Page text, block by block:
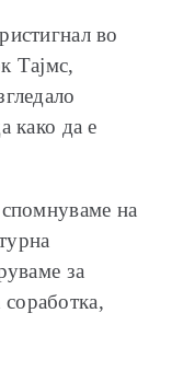
во
Тајмс,
како да е
на
за